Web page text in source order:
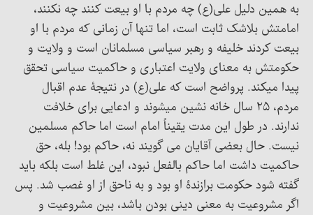
به همین دلیل علی(ع) چه مردم با او بیعت کنند چه نکنند،
امامتش بلاشک ثابت است، اما تنها آن زمانی که مردم با او
بیعت کردند خلیفه و رهبر سیاسی مسلمانان است و ولایت و
حکومتش به معنای ولایت اعتباری و حاکمیت سیاسی تحقق
پیدا میکند. پرواضح است که علی(ع) در نتیجۀ عدم اقبال
مردم، ۲۵ سال خانه نشین میشوند و ادعایی برای خلافت
ندارند. در طول این مدت یقیناً امام است اما حاکم مسلمین
نیست. حال بعضی آقایان می گویند نه، حاکم بود! بله، حق
حاکمیت داشت اما حاکم بالفعل نبود، این غلط است بلکه باید
گفته شود حکومت برازندۀ او بود و به ناحق از او غصب شد. پس
اگر مشروعیت به معنی دینی بودن باشد، بین مشروعیت و